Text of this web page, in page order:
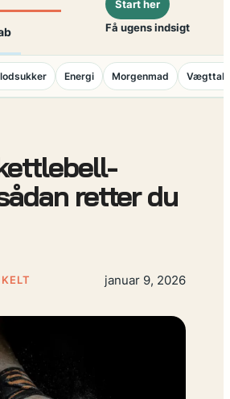
Start her
Få ugens indsigt
Energi Morgenmad Vægttab
retter du
januar 9, 2026